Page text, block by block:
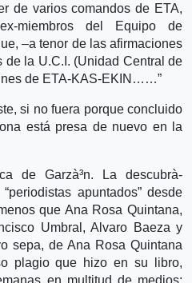
de varios comandos de ETA,
miembros del Equipo de
–a tenor de las afirmaciones
de la U.C.I. (Unidad Central de
de ETA-KAS-EKIN……”
si no fuera porque concluido
está presa de nuevo en la
de Garzà³n. La descubrà­
apuntados” desde
que Ana Rosa Quintana,
Umbral, Alvaro Baeza y
sepa, de Ana Rosa Quintana
plagio que hizo en su libro,
en multitud de medios;